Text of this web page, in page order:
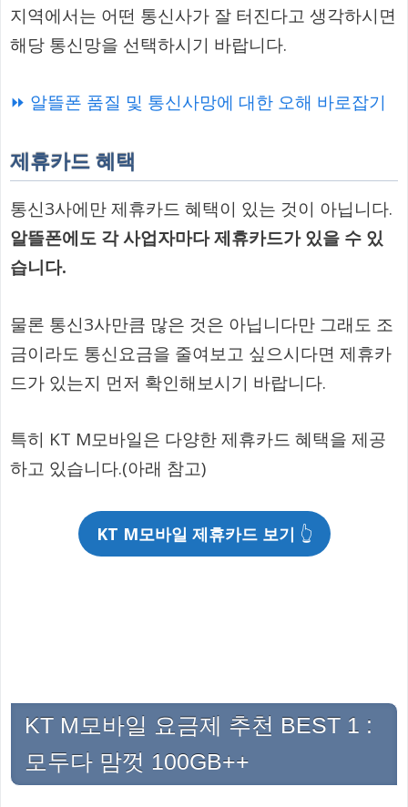
지역에서는 어떤 통신사가 잘 터진다고 생각하시면
해당 통신망을 선택하시기 바랍니다.
⏩ 알뜰폰 품질 및 통신사망에 대한 오해 바로잡기
제휴카드 혜택
통신3사에만 제휴카드 혜택이 있는 것이 아닙니다.
알뜰폰에도 각 사업자마다 제휴카드가 있을 수 있
습니다.
물론 통신3사만큼 많은 것은 아닙니다만 그래도 조
금이라도 통신요금을 줄여보고 싶으시다면 제휴카
드가 있는지 먼저 확인해보시기 바랍니다.
특히 KT M모바일은 다양한 제휴카드 혜택을 제공
하고 있습니다.(아래 참고)
KT M모바일 제휴카드 보기 👆
KT M모바일 요금제 추천 BEST 1 :
모두다 맘껏 100GB++